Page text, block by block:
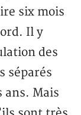
six mois
Il y
des
séparés
ans. Mais